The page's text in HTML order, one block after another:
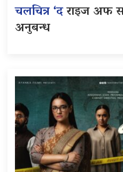
चलचित्र ‘दराइज अफ
अनुबन्ध